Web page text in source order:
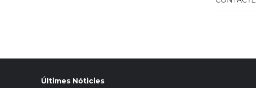
Últimes Nóticies